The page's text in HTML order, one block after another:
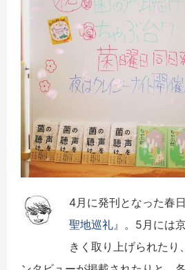
4月に発刊となった春
聖地巡礼 』。5月には
きく取り上げられたり